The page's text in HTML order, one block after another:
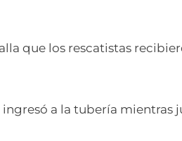
que los rescatistas
a la tubería mientras